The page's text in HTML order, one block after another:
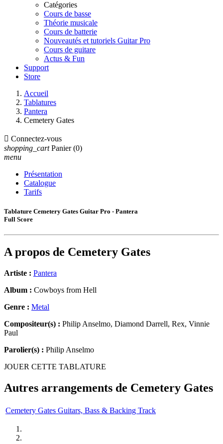
Catégories
Cours de basse
Théorie musicale
Cours de batterie
Nouveautés et tutoriels Guitar Pro
Cours de guitare
Actus & Fun
Support
Store
Accueil
Tablatures
Pantera
Cemetery Gates
 Connectez-vous
shopping_cart Panier (0)
menu
Présentation
Catalogue
Tarifs
Tablature Cemetery Gates Guitar Pro - Pantera
Full Score
A propos de Cemetery Gates
Artiste : Pantera
Album : Cowboys from Hell
Genre : Metal
Compositeur(s) : Philip Anselmo, Diamond Darrell, Rex, Vinnie
Paul
Parolier(s) : Philip Anselmo
JOUER CETTE TABLATURE
Autres arrangements de Cemetery Gates
Cemetery Gates Guitars, Bass & Backing Track